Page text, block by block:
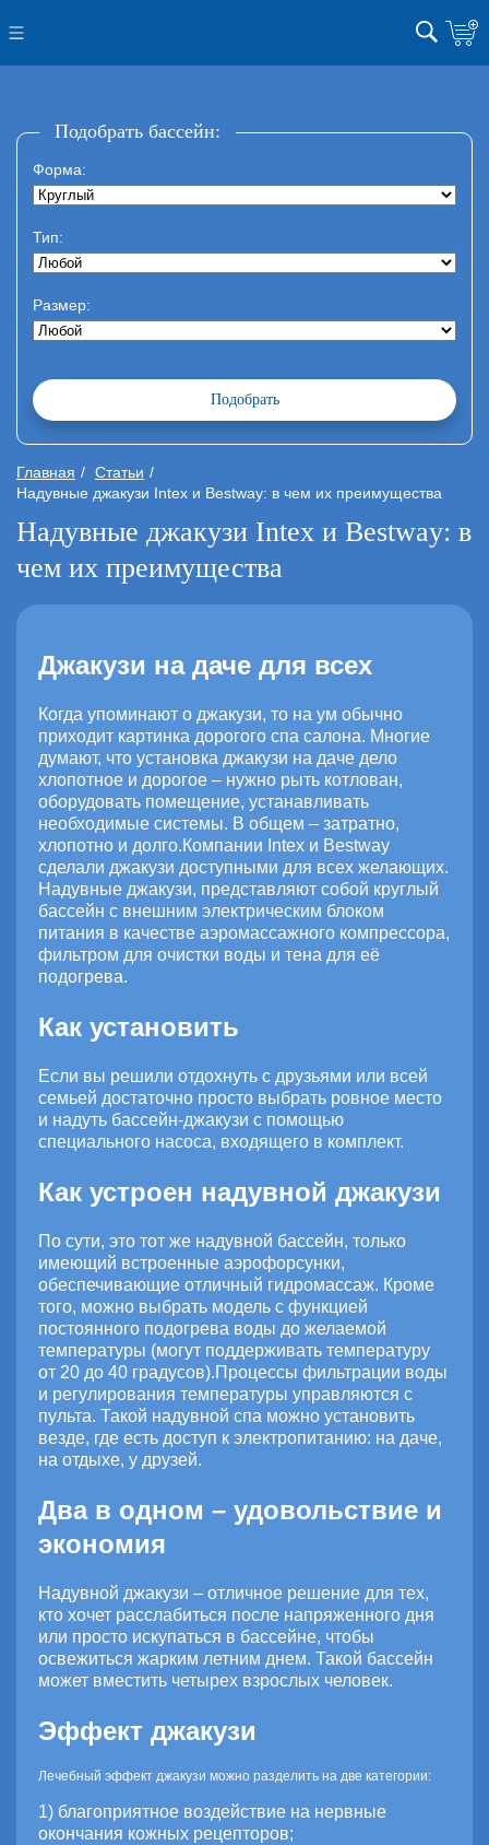
Подобрать бассейн:
Форма:
Тип:
Размер:
Главная
Статьи
Надувные джакузи Intex и Bestway: в чем их преимущества
Надувные джакузи Intex и Bestway: в
чем их преимущества
Джакузи на даче для всех
Когда упоминают о джакузи, то на ум обычно
приходит картинка дорогого спа салона. Многие
думают, что установка джакузи на даче дело
хлопотное и дорогое – нужно рыть котлован,
оборудовать помещение, устанавливать
необходимые системы. В общем – затратно,
хлопотно и долго.Компании Intex и Bestway
сделали джакузи доступными для всех желающих.
Надувные джакузи, представляют собой круглый
бассейн с внешним электрическим блоком
питания в качестве аэромассажного компрессора,
фильтром для очистки воды и тена для её
подогрева.
Как установить
Если вы решили отдохнуть с друзьями или всей
семьей достаточно просто выбрать ровное место
и надуть бассейн-джакузи с помощью
специального насоса, входящего в комплект.
Как устроен надувной джакузи
По сути, это тот же надувной бассейн, только
имеющий встроенные аэрофорсунки,
обеспечивающие отличный гидромассаж. Кроме
того, можно выбрать модель с функцией
постоянного подогрева воды до желаемой
температуры (могут поддерживать температуру
от 20 до 40 градусов).Процессы фильтрации воды
и регулирования температуры управляются с
пульта. Такой надувной спа можно установить
везде, где есть доступ к электропитанию: на даче,
на отдыхе, у друзей.
Два в одном – удовольствие и
экономия
Надувной джакузи – отличное решение для тех,
кто хочет расслабиться после напряженного дня
или просто искупаться в бассейне, чтобы
освежиться жарким летним днем. Такой бассейн
может вместить четырех взрослых человек.
Эффект джакузи
Лечебный эффект джакузи можно разделить на две категории:
1) благоприятное воздействие на нервные
окончания кожных рецепторов;